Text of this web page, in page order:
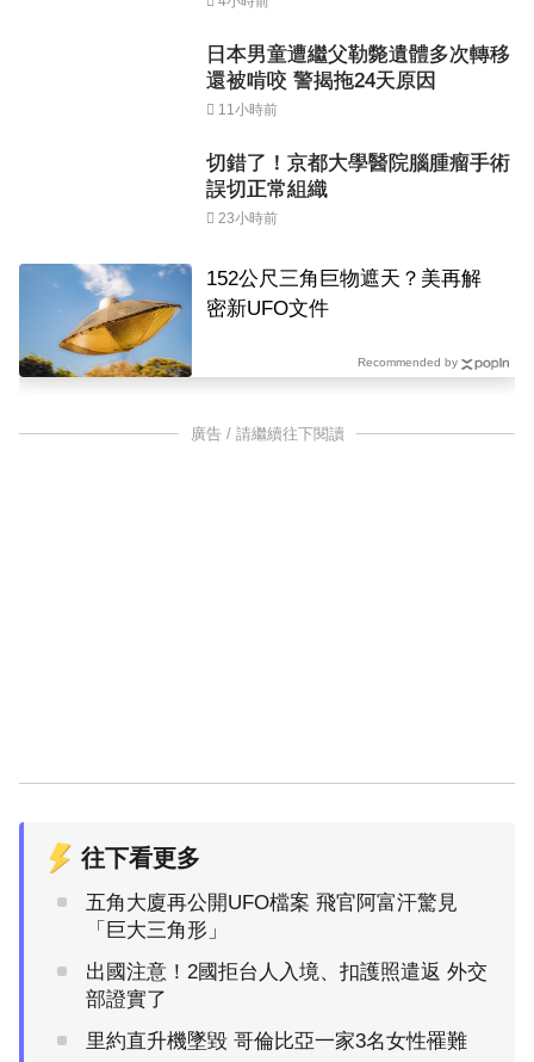
日本男童遭繼父勒斃遺體多次轉移
還被啃咬 警揭拖24天原因
11小時前
切錯了！京都大學醫院腦腫瘤手術
誤切正常組織
23小時前
152公尺三角巨物遮天？美再解
密新UFO文件
Recommended by
廣告 / 請繼續往下閱讀
往下看更多
五角大廈再公開UFO檔案 飛官阿富汗驚見
「巨大三角形」
出國注意！2國拒台人入境、扣護照遣返 外交
部證實了
里約直升機墜毀 哥倫比亞一家3名女性罹難